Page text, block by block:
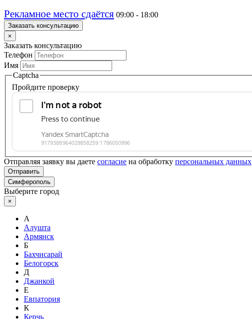
Рекламное место сдаётся 09:00 - 18:00
Заказать консультацию
×
Заказать консультацию
Телефон
Имя
Captcha
Пройдите проверку
Отправляя заявку вы даете согласие на обработку персональных данных
Отправить
Симферополь
Выберите город
×
А
Алушта
Армянск
Б
Бахчисарай
Белогорск
Д
Джанкой
Е
Евпатория
К
Керчь